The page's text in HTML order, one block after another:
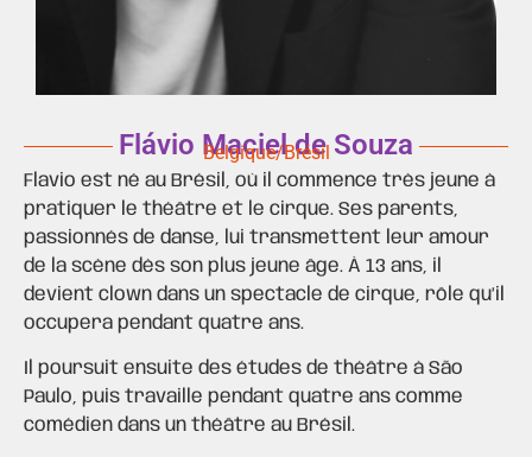
Flávio Maciel de Souza
Belgique/Brésil
Flavio est né au Brésil, où il commence très jeune à
pratiquer le théâtre et le cirque. Ses parents,
passionnés de danse, lui transmettent leur amour
de la scène dès son plus jeune âge. À 13 ans, il
devient clown dans un spectacle de cirque, rôle qu’il
occupera pendant quatre ans.
Il poursuit ensuite des études de théâtre à São
Paulo, puis travaille pendant quatre ans comme
comédien dans un théâtre au Brésil.